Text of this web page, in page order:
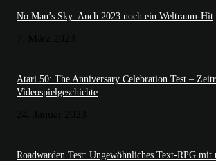
No Man’s Sky: Auch 2023 noch ein Weltraum-Hit
Atari 50: The Anniversary Celebration Test –
Videospielgeschichte
Roadwarden Test: Ungewöhnliches Text-RPG mit